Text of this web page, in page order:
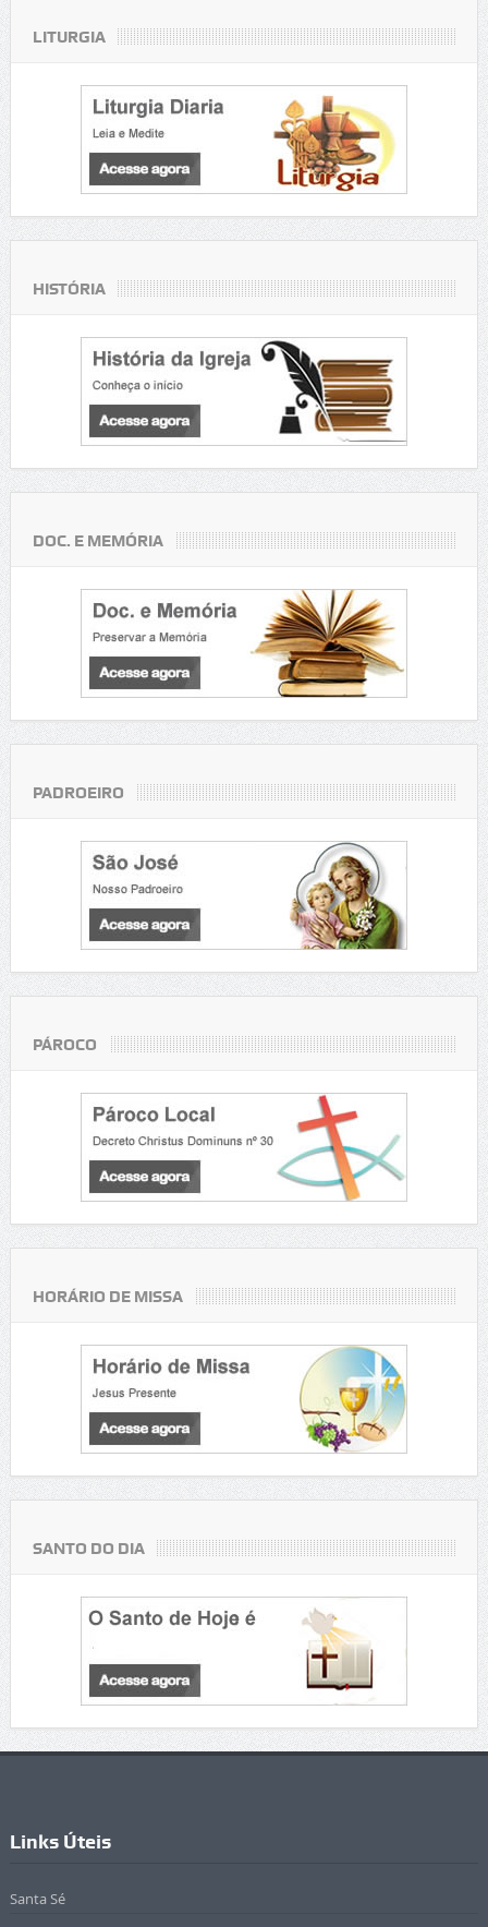
LITURGIA
HISTÓRIA
DOC. E MEMÓRIA
PADROEIRO
PÁROCO
HORÁRIO DE MISSA
SANTO DO DIA
Links Úteis
Santa Sé